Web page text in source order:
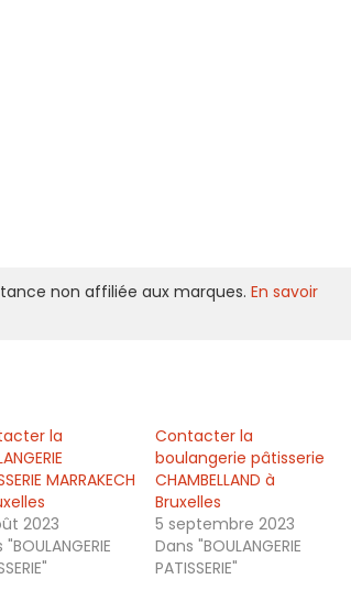
non affiliée aux marques. En savoir
la
MARRAKECH
2023
Contacter la
boulangerie pâtisserie
CHAMBELLAND à
Bruxelles
5 septembre 2023
Dans "BOULANGERIE
PATISSERIE"